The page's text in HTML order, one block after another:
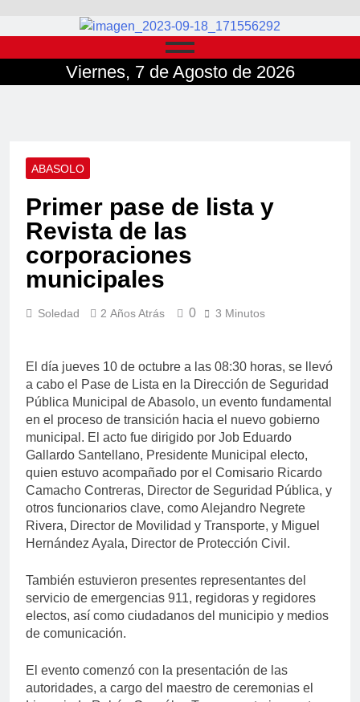
Viernes, 7 de Agosto de 2026
ABASOLO
Primer pase de lista y
Revista de las
corporaciones
municipales
Soledad 2 Años Atrás 0 3 Minutos
El día jueves 10 de octubre a las 08:30 horas, se llevó
a cabo el Pase de Lista en la Dirección de Seguridad
Pública Municipal de Abasolo, un evento fundamental
en el proceso de transición hacia el nuevo gobierno
municipal. El acto fue dirigido por Job Eduardo
Gallardo Santellano, Presidente Municipal electo,
quien estuvo acompañado por el Comisario Ricardo
Camacho Contreras, Director de Seguridad Pública, y
otros funcionarios clave, como Alejandro Negrete
Rivera, Director de Movilidad y Transporte, y Miguel
Hernández Ayala, Director de Protección Civil.
También estuvieron presentes representantes del
servicio de emergencias 911, regidoras y regidores
electos, así como ciudadanos del municipio y medios
de comunicación.
El evento comenzó con la presentación de las
autoridades, a cargo del maestro de ceremonias el